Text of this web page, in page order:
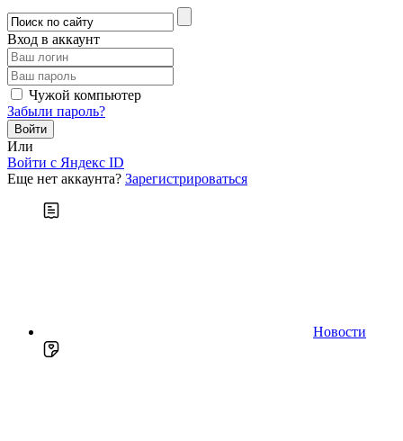
Вход в аккаунт
Чужой компьютер
Забыли пароль?
Или
Войти c Яндекс ID
Еще нет аккаунта? Зарегистрироваться
Новости